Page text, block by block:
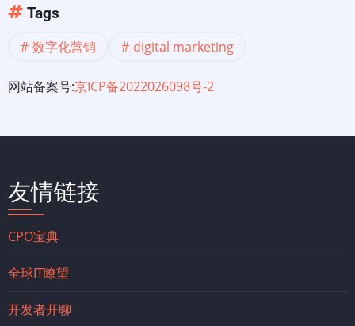
Tags
数字化营销 digital marketing
网站备案号:京ICP备2022026098号-2
友情链接
CPO宝典
全球IT瞭望
开发者开聊